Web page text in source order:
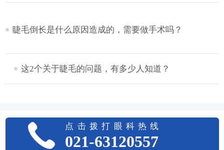
睫毛倒长是什么原因造成的，需要做手术吗？
这2个关于睫毛的问题，有多少人知道？
点击拨打眼科热线
021-63120557